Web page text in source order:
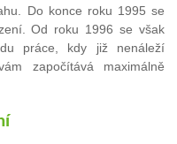
Do konce roku 1995 se
Od roku 1996 se však
práce, kdy již nenáleží
započítává maximálně